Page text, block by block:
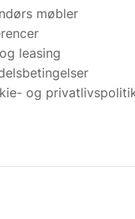
møbler
leasing
og